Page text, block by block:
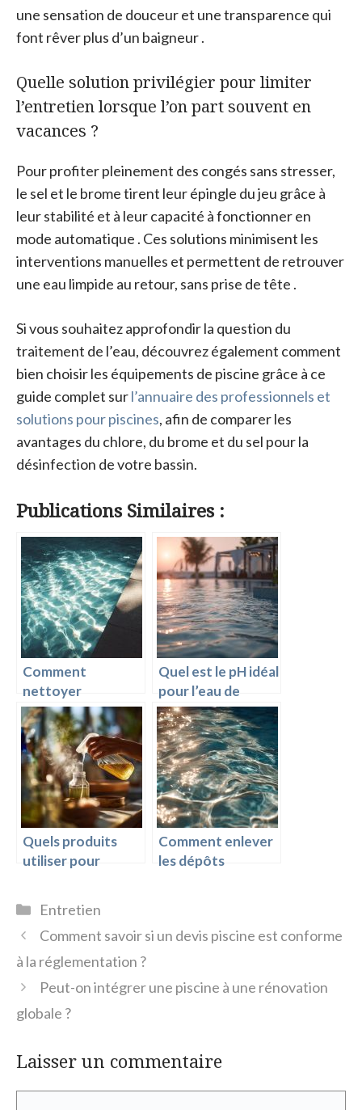
une sensation de douceur et une transparence qui
font rêver plus d’un baigneur .
Quelle solution privilégier pour limiter
l’entretien lorsque l’on part souvent en
vacances ?
Pour profiter pleinement des congés sans stresser,
le sel et le brome tirent leur épingle du jeu grâce à
leur stabilité et à leur capacité à fonctionner en
mode automatique . Ces solutions minimisent les
interventions manuelles et permettent de retrouver
une eau limpide au retour, sans prise de tête .
Si vous souhaitez approfondir la question du
traitement de l’eau, découvrez également comment
bien choisir les équipements de piscine grâce à ce
guide complet surl’annuaire des professionnels et
solutions pour piscines, afin de comparer les
avantages du chlore, du brome et du sel pour la
désinfection de votre bassin.
Publications Similaires :
Comment
nettoyer
efficacement le
fond de ma piscine
?
Quel est le pH idéal
pour l’eau de
piscine ?
Quels produits
utiliser pour
Comment enlever
les dépôts
Catégories
Entretien
Comment savoir si un devis piscine est conforme
à la réglementation ?
Peut-on intégrer une piscine à une rénovation
globale ?
Laisser un commentaire